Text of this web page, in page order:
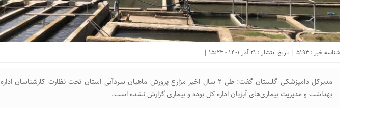
شناسه خبر : 5193 | تاریخ انتشار : 21 آذر 1401 - 15:23 |
مدیرکل دامپزشکی گلستان گفت: طی ۲ سال اخیر مزارع پرورش ماهیان سردآبی استان تحت نظارت کارشناسان اداره
بهداشت و مدیریت بیماری‌های آبزیان اداره کل بوده و بیماری گزارش نشده است.